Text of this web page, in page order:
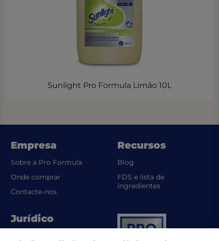
Sunlight Pro Formula Limão 10L
Empresa
Sobre a Pro Formula
Onde comprar
Contacte-nos
Recursos
Blog
FDS e lista de
ingredientes(opens in a new
Jurídico